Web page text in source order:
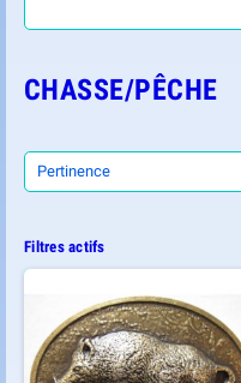
CHASSE/PÊCHE
Pertinence
Filtres actifs